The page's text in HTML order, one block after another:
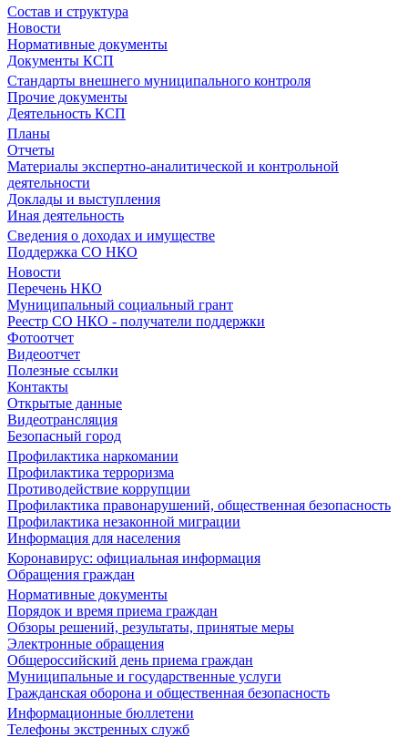
Состав и структура
Новости
Нормативные документы
Документы КСП
Стандарты внешнего муниципального контроля
Прочие документы
Деятельность КСП
Планы
Отчеты
Материалы экспертно-аналитической и контрольной
деятельности
Доклады и выступления
Иная деятельность
Сведения о доходах и имуществе
Поддержка СО НКО
Новости
Перечень НКО
Муниципальный социальный грант
Реестр СО НКО - получатели поддержки
Фотоотчет
Видеоотчет
Полезные ссылки
Контакты
Открытые данные
Видеотрансляция
Безопасный город
Профилактика наркомании
Профилактика терроризма
Противодействие коррупции
Профилактика правонарушений, общественная безопасность
Профилактика незаконной миграции
Информация для населения
Коронавирус: официальная информация
Обращения граждан
Нормативные документы
Порядок и время приема граждан
Обзоры решений, результаты, принятые меры
Электронные обращения
Общероссийский день приема граждан
Муниципальные и государственные услуги
Гражданская оборона и общественная безопасность
Информационные бюллетени
Телефоны экстренных служб